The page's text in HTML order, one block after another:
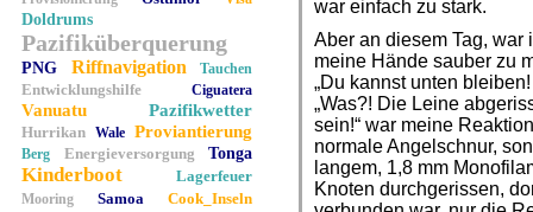
Doldrums
Pazifiküberquerung
PNG Riffnavigation Tauchen
Entwicklungshilfe Ciguatera
Vanuatu Pazifikwetter
Hurrikan Wale Proviantierung
Berg Energieversorgung Tonga
Kinderboot Lagerfeuer
Mooring Samoa Cook_Inseln
war einfach zu stark.
Aber an diesem Tag, war
meine Hände sauber zu
„Du kannst unten
„Was?! Die Leine
sein!“ war meine
normale Angelschnur,
langem, 1,8 mm
Knoten durchgerissen,